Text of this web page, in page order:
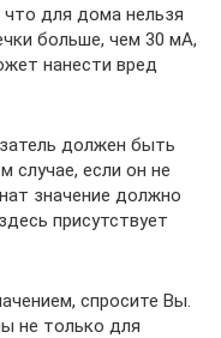
для дома нельзя
больше, чем 30 мА,
нанести вред
должен быть
случае, если он не
значение должно
присутствует
спросите Вы.
не только для